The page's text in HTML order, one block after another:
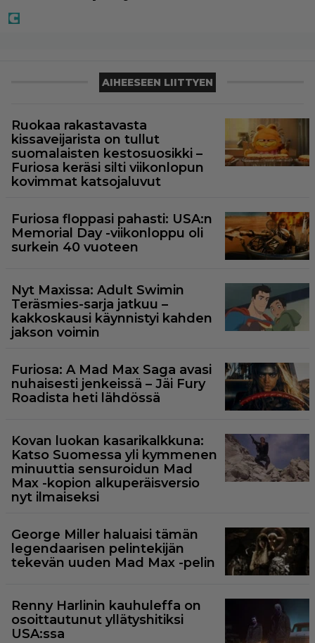
AIHEESEEN LIITTYEN
Ruokaa rakastavasta
kissaveijarista on tullut
suomalaisten kestosuosikki –
Furiosa keräsi silti viikonlopun
kovimmat katsojaluvut
Furiosa floppasi pahasti: USA:n
Memorial Day -viikonloppu oli
surkein 40 vuoteen
Nyt Maxissa: Adult Swimin
Teräsmies-sarja jatkuu –
kakkoskausi käynnistyi kahden
jakson voimin
Furiosa: A Mad Max Saga avasi
nuhaisesti jenkeissä – Jäi Fury
Roadista heti lähdössä
Kovan luokan kasarikalkkuna:
Katso Suomessa yli kymmenen
minuuttia sensuroidun Mad
Max -kopion alkuperäisversio
nyt ilmaiseksi
George Miller haluaisi tämän
legendaarisen pelintekijän
tekevän uuden Mad Max -pelin
Renny Harlinin kauhuleffa on
osoittautunut yllätyshitiksi
USA:ssa